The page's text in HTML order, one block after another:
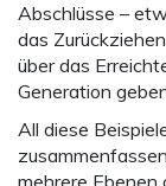
Abschlüsse –
das
über das
Generation
All diese
mehrere